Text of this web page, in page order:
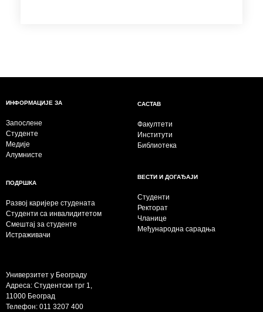
ИНФОРМАЦИЈЕ ЗА
Запослене
Студенте
Медије
Алумнисте
САСТАВ
Факултети
Институти
Библиотека
ПОДРШКА
Развој каријере студената
Студенти са инвалидитетом
Смештај за студенте
Истраживачи
ВЕСТИ И ДОГАЂАЈИ
Студенти
Ректорат
Чланице
Међународна сарадња
Универзитет у Београду
Адреса: Студентски трг 1,
11000 Београд
Телефон: 011 3207 400